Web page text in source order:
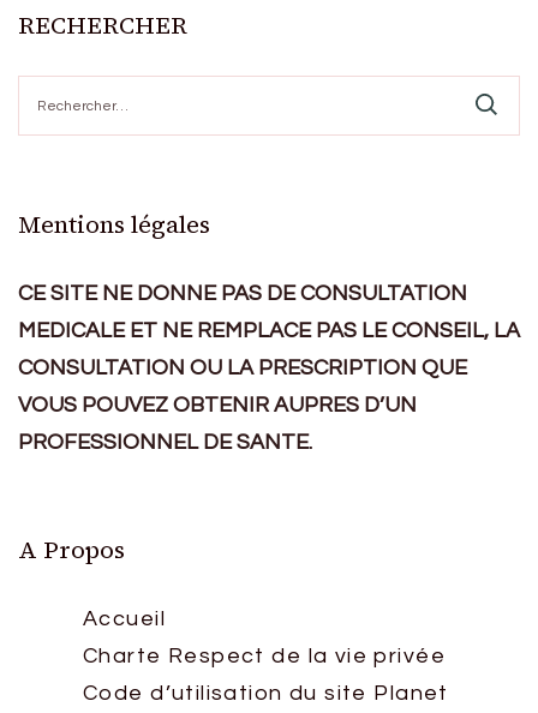
RECHERCHER
Mentions légales
CE SITE NE DONNE PAS DE CONSULTATION
MEDICALE ET NE REMPLACE PAS LE CONSEIL, LA
CONSULTATION OU LA PRESCRIPTION QUE
VOUS POUVEZ OBTENIR AUPRES D’UN
PROFESSIONNEL DE SANTE.
A Propos
Accueil
Charte Respect de la vie privée
Code d’utilisation du site Planet